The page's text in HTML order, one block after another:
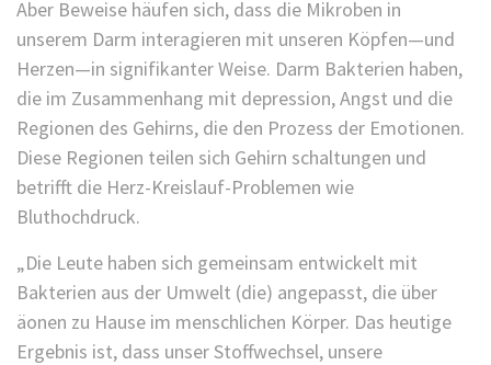
Aber Beweise häufen sich, dass die Mikroben in
unserem Darm interagieren mit unseren Köpfen—und
Herzen—in signifikanter Weise. Darm Bakterien haben,
die im Zusammenhang mit depression, Angst und die
Regionen des Gehirns, die den Prozess der Emotionen.
Diese Regionen teilen sich Gehirn schaltungen und
betrifft die Herz-Kreislauf-Problemen wie
Bluthochdruck.
„Die Leute haben sich gemeinsam entwickelt mit
Bakterien aus der Umwelt (die) angepasst, die über
äonen zu Hause im menschlichen Körper. Das heutige
Ergebnis ist, dass unser Stoffwechsel, unsere